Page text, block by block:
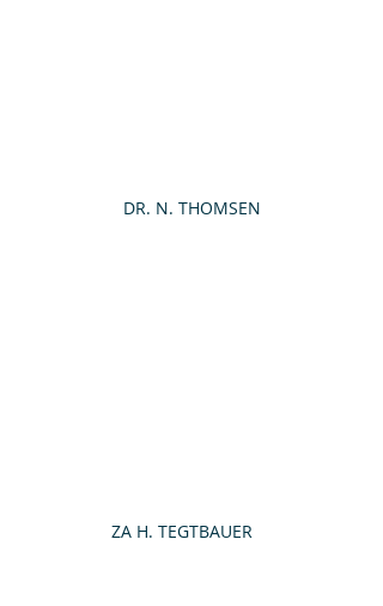
DR. N. THOMSEN
ZA H. TEGTBAUER